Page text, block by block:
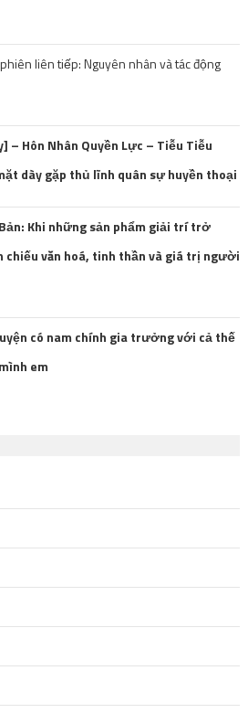
liên tiếp: Nguyên nhân và tác động
– Hôn Nhân Quyền Lực – Tiễu Tiễu
dày gặp thủ lĩnh quân sự huyền thoại
Khi những sản phẩm giải trí trở
văn hoá, tinh thần và giá trị người
có nam chính gia trưởng với cả thế
em